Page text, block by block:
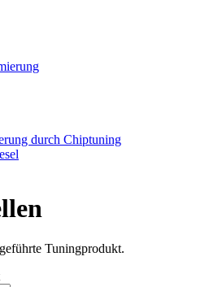
durch Chiptuning
Tuningprodukt.